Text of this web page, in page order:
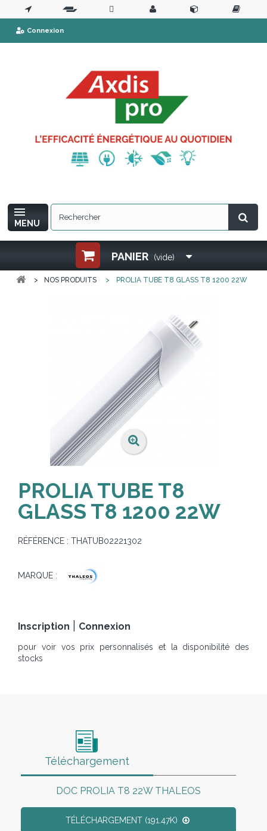
Connexion
PANIER (vide)
MENU
> NOS PRODUITS > PROLIA TUBE T8 GLASS T8 1200 22W
PROLIA TUBE T8
GLASS T8 1200 22W
RÉFÉRENCE : THATUB02221302
MARQUE :
Inscription Connexion
pour voir vos prix personnalisés et la disponibilité des
stocks
Téléchargement
DOC PROLIA T8 22W THALEOS
TÉLÉCHARGEMENT (191.47K)